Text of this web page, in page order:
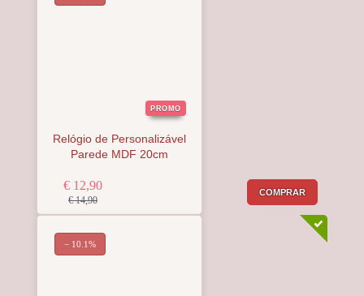
PROMO
Relógio de Personalizável
Parede MDF 20cm
€ 12,90
€ 14,90
COMPRAR
− 10.1%